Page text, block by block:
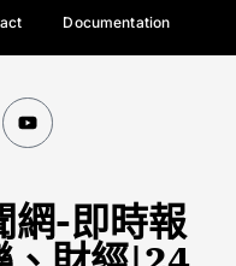
Documentation
網-即時報